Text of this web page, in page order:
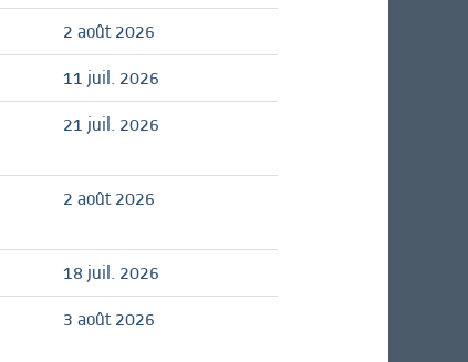
2 août 2026
11 juil. 2026
21 juil. 2026
2 août 2026
18 juil. 2026
3 août 2026